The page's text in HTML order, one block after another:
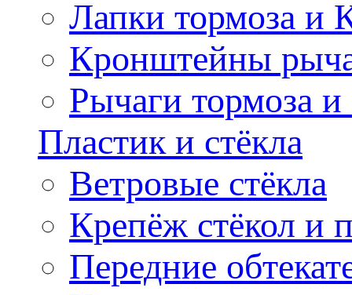
Лапки тормоза и
Кронштейны
Рычаги тормоза и
Пластик и стёкла
Ветровые стёкла
Крепёж стёкол и
Передние